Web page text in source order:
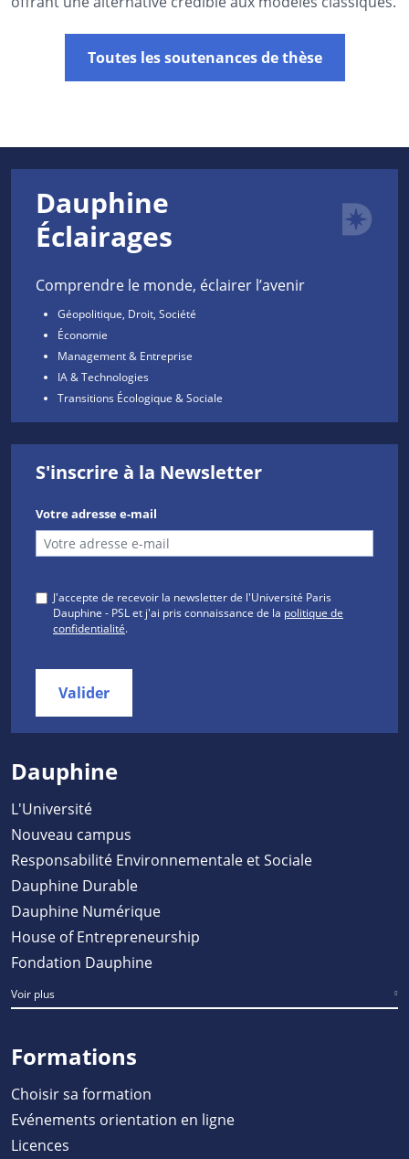
Toutes les soutenances de thèse
Dauphine
Éclairages
Comprendre le monde, éclairer l’avenir
Géopolitique, Droit, Société
Économie
Management & Entreprise
IA & Technologies
Transitions Écologique & Sociale
S'inscrire à la Newsletter
Votre adresse e-mail
J'accepte de recevoir la newsletter de l'Université Paris
Dauphine - PSL et j'ai pris connaissance de la politique de
confidentialité.
Valider
Dauphine
L'Université
Nouveau campus
Responsabilité Environnementale et Sociale
Dauphine Durable
Dauphine Numérique
House of Entrepreneurship
Fondation Dauphine
Voir plus
Formations
Choisir sa formation
Evénements orientation en ligne
Licences